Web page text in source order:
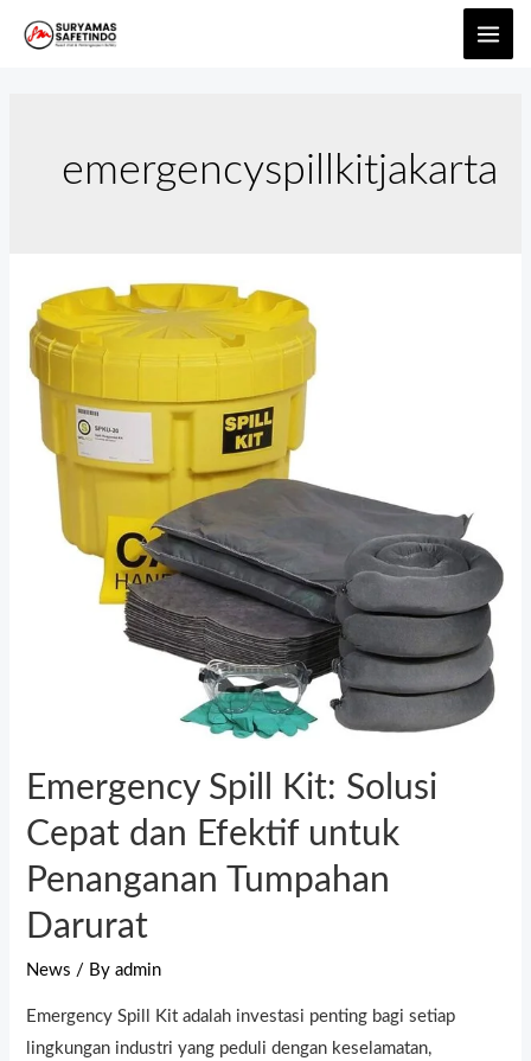
emergencyspillkitjakarta
Emergency Spill Kit: Solusi
Cepat dan Efektif untuk
Penanganan Tumpahan
Darurat
News / Byadmin
Emergency Spill Kit adalah investasi penting bagi setiap
lingkungan industri yang peduli dengan keselamatan,